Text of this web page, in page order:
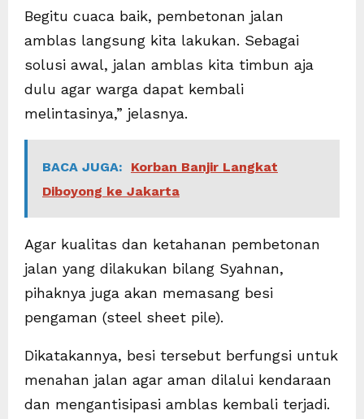
Begitu cuaca baik, pembetonan jalan
amblas langsung kita lakukan. Sebagai
solusi awal, jalan amblas kita timbun aja
dulu agar warga dapat kembali
melintasinya,” jelasnya.
BACA JUGA:
Korban Banjir Langkat
Diboyong ke Jakarta
Agar kualitas dan ketahanan pembetonan
jalan yang dilakukan bilang Syahnan,
pihaknya juga akan memasang besi
pengaman (steel sheet pile).
Dikatakannya, besi tersebut berfungsi untuk
menahan jalan agar aman dilalui kendaraan
dan mengantisipasi amblas kembali terjadi.